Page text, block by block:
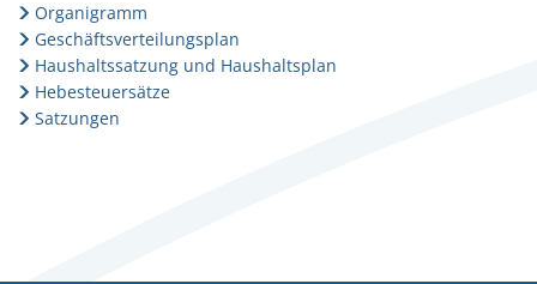
Organigramm
Geschäftsverteilungsplan
Haushaltssatzung und Haushaltsplan
Hebesteuersätze
Satzungen